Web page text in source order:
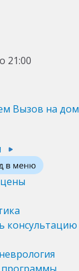
21:00
Вызов на дом
цены
консультацию